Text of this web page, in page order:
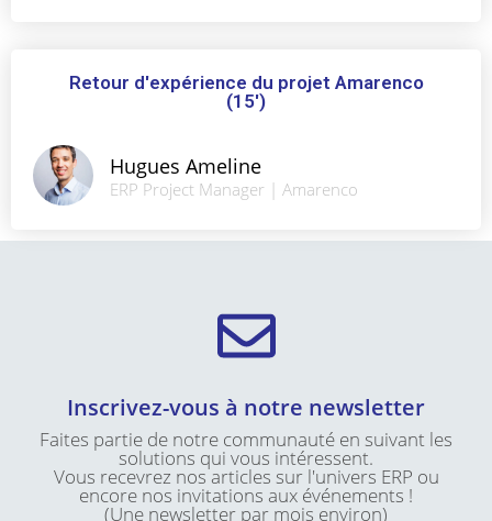
Retour d'expérience du projet Amarenco
(15')
Hugues Ameline
ERP Project Manager | Amarenco
Inscrivez-vous à notre newsletter
Faites partie de notre communauté en suivant les
solutions qui vous intéressent.
Vous recevrez nos articles sur l'univers ERP ou
encore nos invitations aux événements !
(Une newsletter par mois environ)